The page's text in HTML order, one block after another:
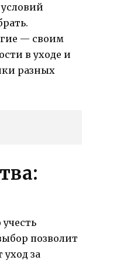
— своим
в уходе и
разных
позволит
за